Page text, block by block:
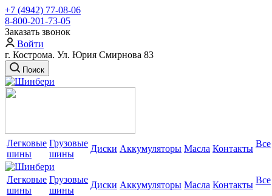
+7 (4942) 77-08-06
8-800-201-73-05
Заказать звонок
Войти
г. Кострома. Ул. Юрия Смирнова 83
Поиск
Легковые
шины
Грузовые
шины
Диски Аккумуляторы Масла Контакты Все
Легковые
шины
Грузовые
шины
Диски Аккумуляторы Масла Контакты Все